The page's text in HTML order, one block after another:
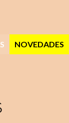
NOVEDADES